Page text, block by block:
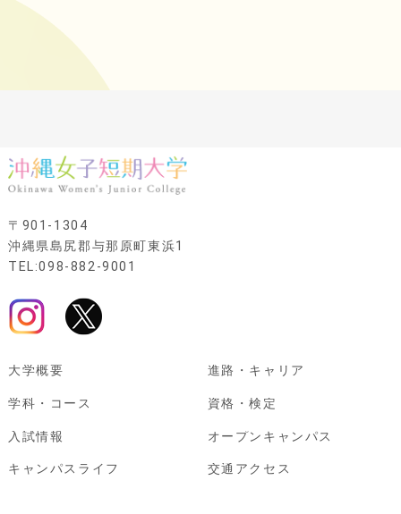
〒901-1304
沖縄県島尻郡与那原町東浜1
TEL:098-882-9001
大学概要
学科・コース
入試情報
キャンパスライフ
進路・キャリア
資格・検定
オープンキャンパス
交通アクセス